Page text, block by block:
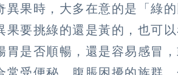
異果時，大多在意的是「綠
果要挑綠的還是黃的，也可
胃是否順暢，還是容易感冒